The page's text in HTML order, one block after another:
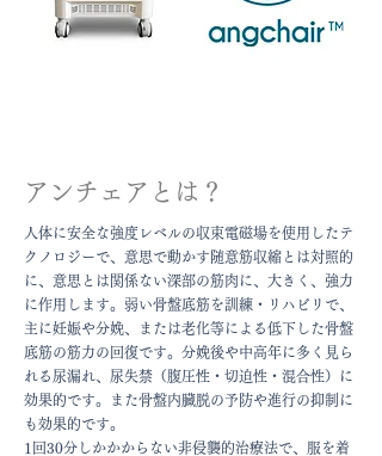
アンチェアとは？
人体に安全な強度レベルの収束電磁場を使用したテ
クノロジーで、意思で動かす随意筋収縮とは対照的
に、意思とは関係ない深部の筋肉に、大きく、強力
に作用します。弱い骨盤底筋を訓練・リハビリで、
主に妊娠や分娩、または老化等による低下した骨盤
底筋の筋力の回復です。分娩後や中高年に多く見ら
れる尿漏れ、尿失禁（腹圧性・切迫性・混合性）に
効果的です。また骨盤内臓脱の予防や進行の抑制に
も効果的です。
1回30分しかかからない非侵襲的治療法で、服を着